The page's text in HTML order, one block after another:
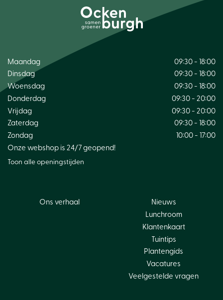
Maandag
09:30 - 18:00
Dinsdag
09:30 - 18:00
Woensdag
09:30 - 18:00
Donderdag
09:30 - 20:00
Vrijdag
09:30 - 20:00
Zaterdag
09:30 - 18:00
Zondag
10:00 - 17:00
Onze webshop is 24/7 geopend!
Toon alle openingstijden
Ons verhaal
Nieuws
Lunchroom
Klantenkaart
Tuintips
Plantengids
Vacatures
Veelgestelde vragen